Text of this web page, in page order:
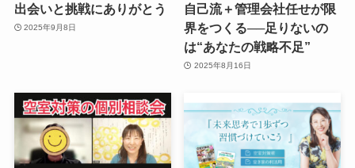
出会いと挑戦にありがとう
2025年9月8日
自己流＋管理会社任せが限
界をつくる──足りないの
は“あなたの戦略不足”
2025年8月16日